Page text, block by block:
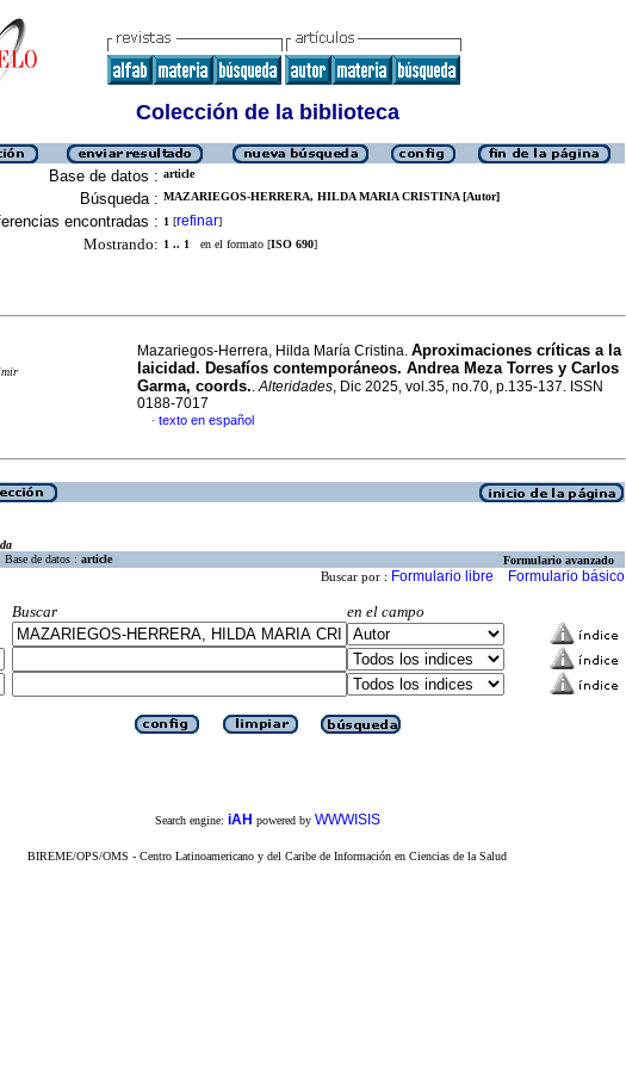
Colección de la biblioteca
Base de datos : article
Búsqueda : MAZARIEGOS-HERRERA, HILDA MARIA CRISTINA [Autor]
encontradas : 1 [refinar]
Mostrando: 1 .. 1 en el formato [ISO 690]
Mazariegos-Herrera, Hilda María Cristina. Aproximaciones críticas a la
laicidad. Desafíos contemporáneos. Andrea Meza Torres y Carlos
Garma, coords..Alteridades, Dic 2025, vol.35, no.70, p.135-137. ISSN
0188-7017
· texto en español
Base de datos : article Formulario avanzado
Buscar por : Formulario libre Formulario básico
Buscar
en el campo
Search engine: iAH powered by WWWISIS
BIREME/OPS/OMS - Centro Latinoamericano y del Caribe de Información en Ciencias de la Salud